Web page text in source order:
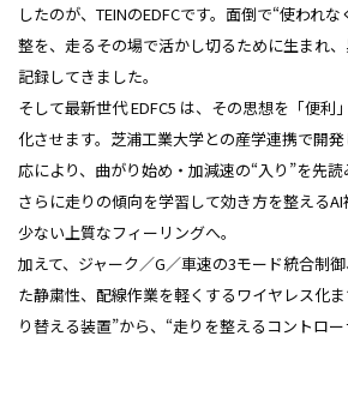
したのが、TEINのEDFCです。面倒で“使われ
整を、走るその場で活かし切るために生まれ
記録してきました。
そして最新世代 EDFC5 は、その思想を「便利
化させます。芝浦工業大学との産学連携で開
応により、曲がり始め・加減速の“入り”を先読
さらに走りの傾向を学習して効き方を整える
少ない上質なフィーリングへ。
加えて、ジャーク／G／車速の3モード統合制
た静粛性、配線作業を軽くするワイヤレス化ま
り替える装置”から、“走りを整えるコントロー